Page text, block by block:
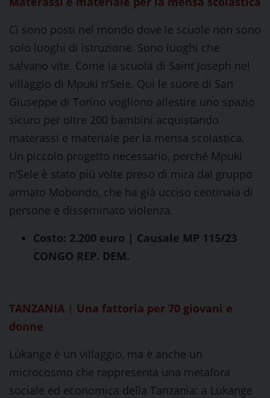
Ci sono posti nel mondo dove le scuole non sono
solo luoghi di istruzione. Sono luoghi che
salvano vite. Come la scuola di Saint Joseph nel
villaggio di Mpuki n’Sele. Qui le suore di San
Giuseppe di Torino vogliono allestire uno spazio
sicuro per oltre 200 bambini acquistando
materassi e materiale per la mensa scolastica.
Un piccolo progetto necessario, perché Mpuki
n’Sele è stato più volte preso di mira dal gruppo
armato Mobondo, che ha già ucciso centinaia di
persone e disseminato violenza.
Costo: 2.200 euro | Causale MP 115/23
CONGO REP. DEM.
TANZANIA | Una fattoria per 70 giovani e
donne
Lukange è un villaggio, ma è anche un
microcosmo che rappresenta una metafora
sociale ed economica della Tanzania: a Lukange